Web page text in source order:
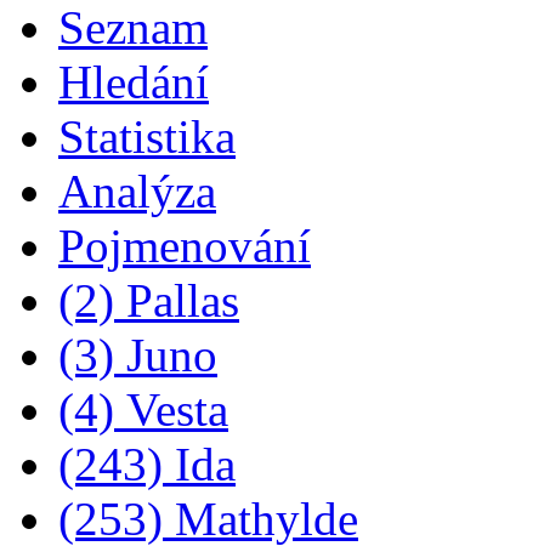
Seznam
Hledání
Statistika
Analýza
Pojmenování
(2) Pallas
(3) Juno
(4) Vesta
(243) Ida
(253) Mathylde